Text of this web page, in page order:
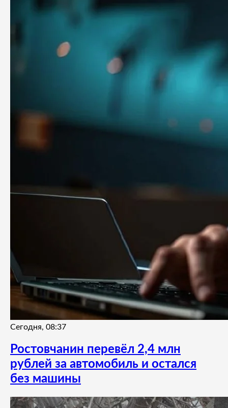
Сегодня, 08:37
Ростовчанин перевёл 2,4 млн
рублей за автомобиль и остался
без машины